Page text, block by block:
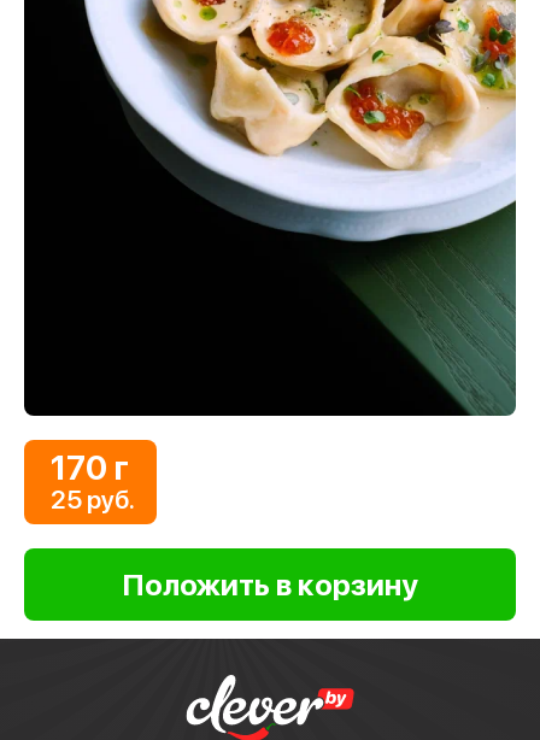
170 г
25 руб.